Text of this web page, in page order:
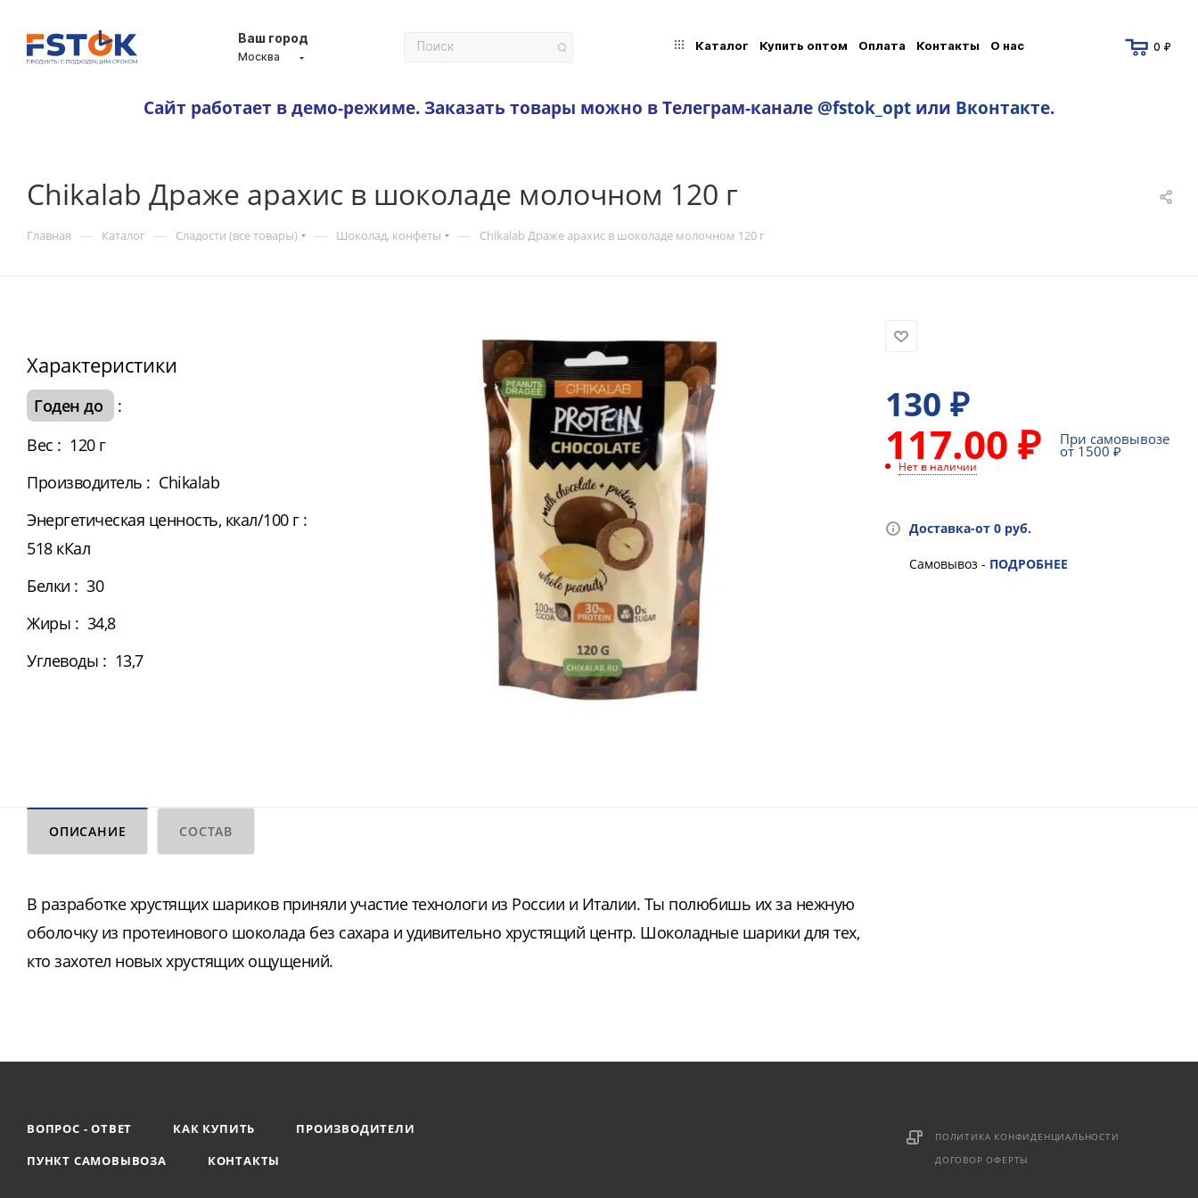
Ваш город
Москва
Каталог Купить оптом Оплата Контакты О нас 0 ₽
Сайт работает в демо-режиме. Заказать товары можно в Телеграм-канале @fstok_opt или Вконтакте.
Chikalab Драже арахис в шоколаде молочном 120 г
Главная — Каталог — Сладости (все товары) — Шоколад, конфеты — Chikalab Драже арахис в шоколаде молочном 120 г
Характеристики
Годен до
:
Вес : 120 г
Производитель : Chikalab
Энергетическая ценность, ккал/100 г :
518 кКал
Белки : 30
Жиры : 34,8
Углеводы : 13,7
130 ₽
117.00 ₽ При самовывозе
от 1500 ₽
Нет в наличии
Доставка-от 0 руб.
Самовывоз - ПОДРОБНЕЕ
ОПИСАНИЕ СОСТАВ
В разработке хрустящих шариков приняли участие технологи из России и Италии. Ты полюбишь их за нежную
оболочку из протеинового шоколада без сахара и удивительно хрустящий центр. Шоколадные шарики для тех,
кто захотел новых хрустящих ощущений.
ВОПРОС - ОТВЕТ КАК КУПИТЬ
ПРОИЗВОДИТЕЛИ
ПУНКТ САМОВЫВОЗА
КОНТАКТЫ
ПОЛИТИКА КОНФИДЕНЦИАЛЬНОСТИ
ДОГОВОР ОФЕРТЫ